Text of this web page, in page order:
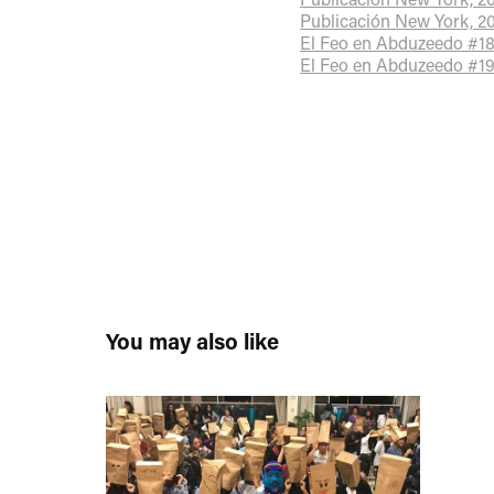
Publicación New York,
El Feo en Abduzeedo
El Feo en Abduzeedo
You may also like